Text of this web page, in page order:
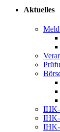
Aktuelles
IHK-
IHK-
IHK-